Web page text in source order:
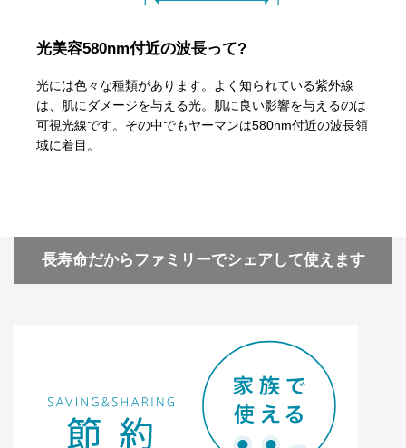
光美容580nm付近の波長って?
光には色々な種類があります。よく知られている紫外線
は、肌にダメージを与える光。肌に良い影響を与えるのは
可視光線です。その中でもヤーマンは580nm付近の波長領
域に着目。
長寿命だからファミリーでシェアして使えます